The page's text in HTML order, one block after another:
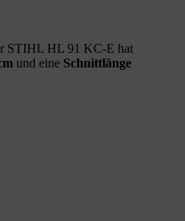
STIHL HL 91 KC-E hat
und eine Schnittlänge